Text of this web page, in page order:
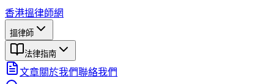
香港搵律師網
搵律師
法律指南
文章關於我們聯絡我們